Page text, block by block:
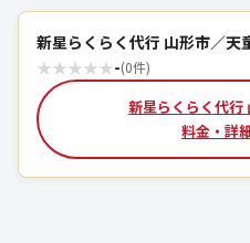
新星らくらく代行 山形市／天
★★★★★-(0件)
新星らくらく代行
料金・詳